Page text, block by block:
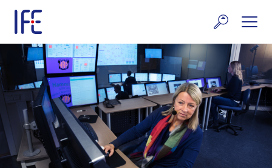
content
og tjenester
teknologi & eiendom